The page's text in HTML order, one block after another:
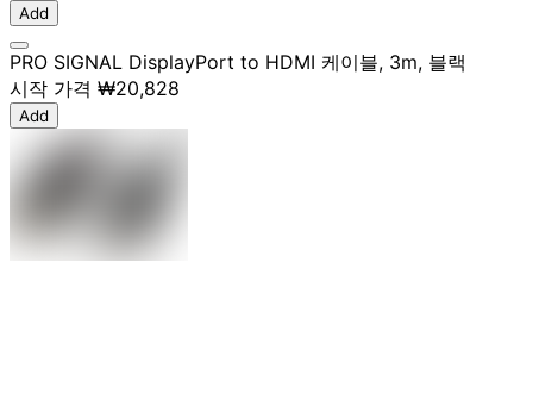
Add
PRO SIGNAL DisplayPort to HDMI 케이블, 3m, 블랙
시작 가격 ₩20,828
Add